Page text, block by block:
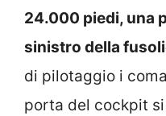
24.000 piedi, una
sinistro della
di pilotaggio i
porta del cockpit